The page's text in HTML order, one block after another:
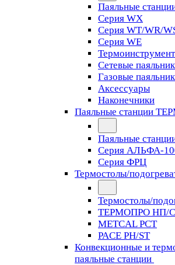
Паяльные
Серия WX
Серия WT/WR/
Серия WE
Сетевые
Газовые
Аксессуары
Наконечники
Паяльные станции
Паяльные
Серия АЛЬФА-
Серия ФРЦ
Термостолы/
Термостолы/
ТЕРМОПРО НП/
METCAL PCT
PACE PH/ST
Конвекционные и
паяльные станции